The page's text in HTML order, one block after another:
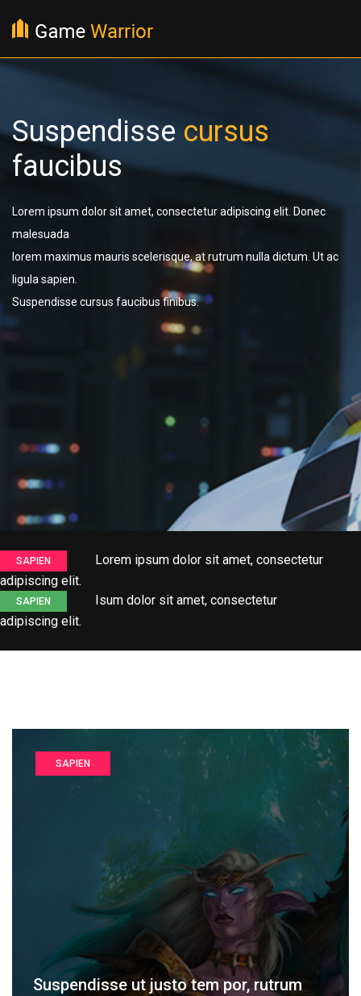
Suspendisse cursus
faucibus
Lorem ipsum dolor sit amet, consectetur adipiscing elit. Donec
malesuada
lorem maximus mauris scelerisque, at rutrum nulla dictum. Ut ac
ligula sapien.
Suspendisse cursus faucibus finibus.
SAPIEN
Lorem ipsum dolor sit amet, consectetur
adipiscing elit.
SAPIEN
Isum dolor sit amet, consectetur
adipiscing elit.
SAPIEN
Suspendisse ut justo tem por, rutrum